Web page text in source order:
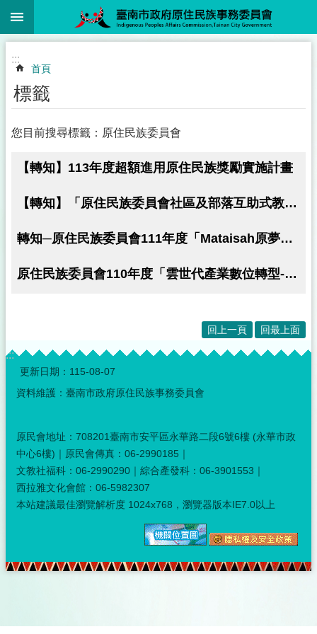
跳到主要內容區塊
:::
首頁
標籤
您目前搜尋標籤：原住民族委員會
【轉知】113年度超額進用原住民族獎勵實施計畫
【轉知】「原住民族委員會社區及部落互助式教保服務中心補助要點」修正
轉知─原住民族委員會111年度「Mataisah原夢計畫」一份，請原住民族人踴躍申請報名。
原住民族委員會110年度「雲世代產業數位轉型-數位翻轉原住民族事業」計畫之補助申請須知及說明會簡章
回上一頁 回最上面
:::
更新日期： 115-08-07
資料維護：臺南市政府原住民族事務委員會
原民會地址：708201臺南市安平區永華路二段6號6樓 (永華市政
中心6樓)｜原民會傳真：06-2990185｜
文教社福科：06-2990290｜綜合產發科：06-3901553｜
西拉雅文化會館：06-5982307
本站建議最佳瀏覽解析度 1024x768，瀏覽器版本IE7.0以上